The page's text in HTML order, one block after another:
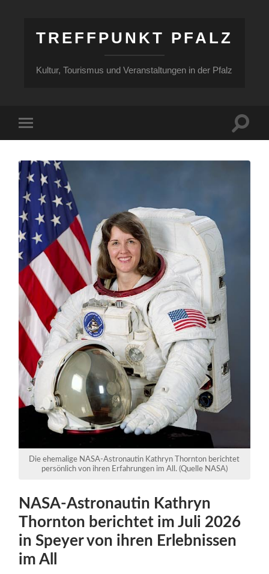
TREFFPUNKT PFALZ
Kultur, Tourismus und Veranstaltungen in der Pfalz
Menü
Die ehemalige NASA-Astronautin Kathryn Thornton berichtet
persönlich von ihren Erfahrungen im All. (Quelle NASA)
NASA-Astronautin Kathryn
Thornton berichtet im Juli 2026
in Speyer von ihren Erlebnissen
im All